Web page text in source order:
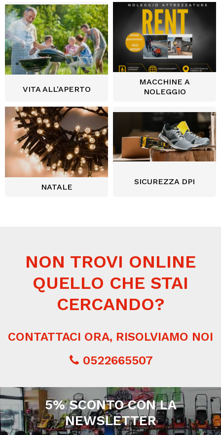
VITA ALL'APERTO
MACCHINE A
NOLEGGIO
NATALE
SICUREZZA DPI
NON TROVI ONLINE
QUELLO CHE STAI
CERCANDO?
CONTATTACI ORA, RISOLVIAMO NOI
0522665507
5% SCONTO CON LA
NEWSLETTER